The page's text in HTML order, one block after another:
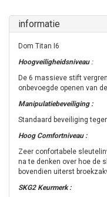
informatie
Dom Titan I6
Hoogveiligheidsniveau:
De 6 massieve stift
onbevoegde openen van
Manipulatiebeveiliging :
Standaard beveiliging
Hoog Comfortniveau :
Zeer confortabele
na te denken over hoe de
bovendien uiterst
SKG2 Keurmerk :